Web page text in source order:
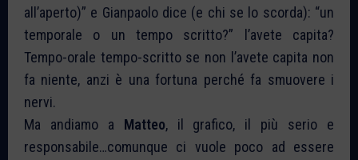
all’aperto)” e Gianpaolo dice (e chi se lo scorda): “un
temporale o un tempo scritto?” l’avete capita?
Tempo-orale tempo-scritto se non l’avete capita non
fa niente, anzi è una fortuna perché fa smuovere i
nervi.
Ma andiamo a Matteo, il grafico, il più serio e
responsabile…comunque ci vuole poco ad essere